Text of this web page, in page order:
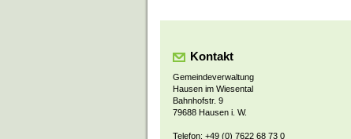
Kontakt
Gemeindeverwaltung
Hausen im Wiesental
Bahnhofstr. 9
79688 Hausen i. W.
Telefon: +49 (0) 7622 68 73 0